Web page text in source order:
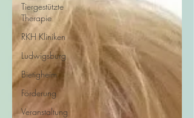
Tiergestützte
Therapie
RKH Kliniken
Ludwigsburg
Bietigheim
Förderung
Veranstaltung